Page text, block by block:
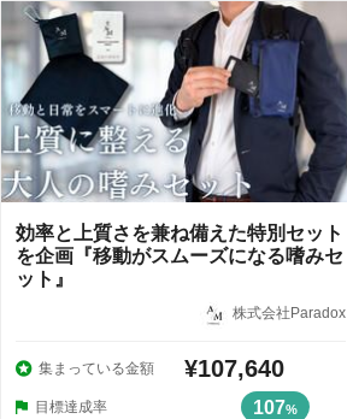
効率と上質さを兼ね備えた特別セット
を企画『移動がスムーズになる嗜みセ
ット』
株式会社Paradox
集まっている金額 ¥107,640
目標達成率 107%